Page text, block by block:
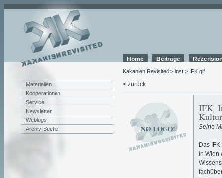
Home Beiträge
Kakanien Revisited > inst > IFK.gif
< zurück
Seine
Das
in Wien
Materialien
Kooperationen
Service
Newsletter
Weblogs
Archiv-Suche